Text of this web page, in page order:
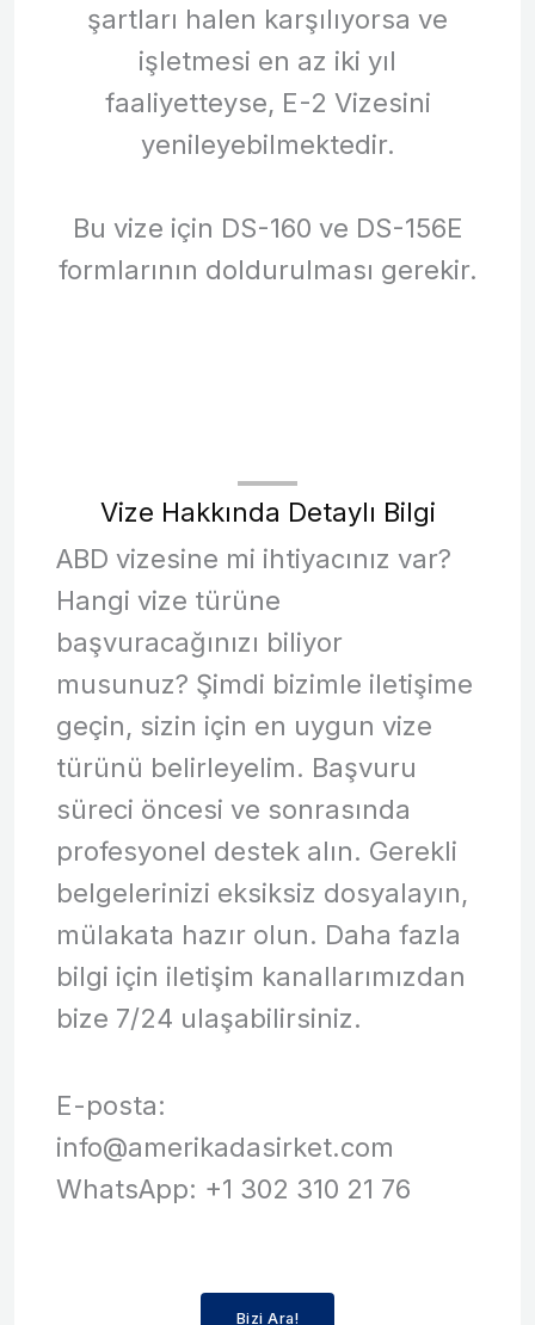
şartları halen karşılıyorsa ve
işletmesi en az iki yıl
faaliyetteyse, E-2 Vizesini
yenileyebilmektedir.
Bu vize için DS-160 ve DS-156E
formlarının doldurulması gerekir.
Vize Hakkında Detaylı Bilgi
ABD vizesine mi ihtiyacınız var?
Hangi vize türüne
başvuracağınızı biliyor
musunuz? Şimdi bizimle iletişime
geçin, sizin için en uygun vize
türünü belirleyelim. Başvuru
süreci öncesi ve sonrasında
profesyonel destek alın. Gerekli
belgelerinizi eksiksiz dosyalayın,
mülakata hazır olun. Daha fazla
bilgi için iletişim kanallarımızdan
bize 7/24 ulaşabilirsiniz.
E-posta:
info@amerikadasirket.com
WhatsApp: +1 302 310 21 76
Bizi Ara!